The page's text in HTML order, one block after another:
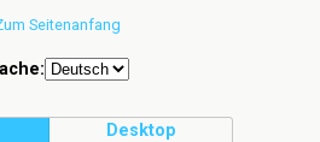
Seitenanfang
Desktop